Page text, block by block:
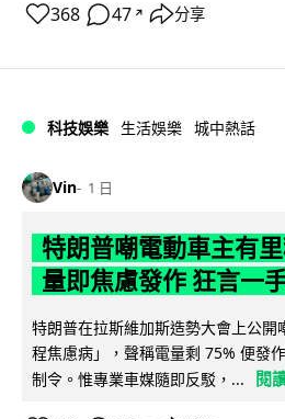
368 47 ↗ 分享
科技娛樂 生活娛樂 城中熱話
Vin 1 日
特朗普嘲電動車主有
量即焦慮發作 狂言一
特朗普在拉斯維加斯造勢大會上公開
程焦慮病」，聲稱電量剩 75% 便發
制令。惟專業車媒隨即反駁，...
閱